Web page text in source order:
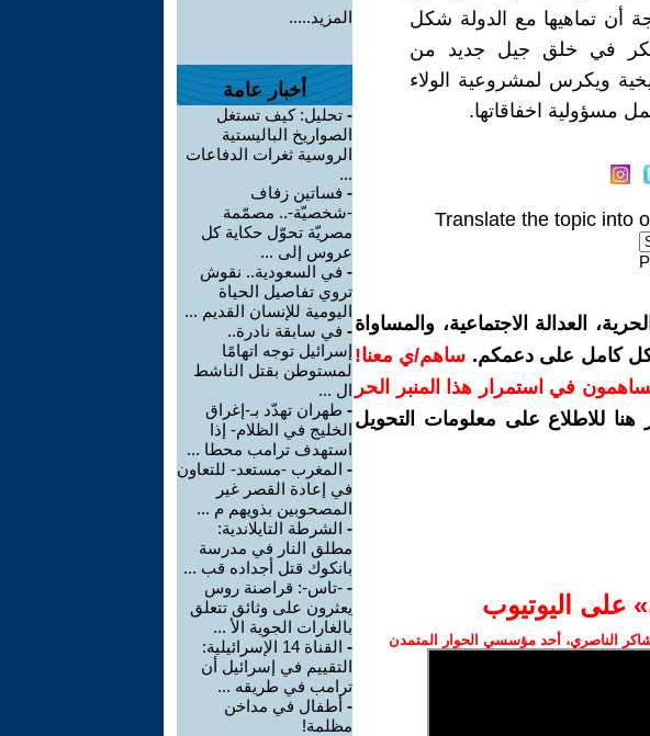
أن تماهيها مع الدولة شكل
تفكر في خلق جيل جديد من
ويكرس لمشروعية الولاء
مسؤولية اخفاقاتها.
Translate the topic into
العدالة الاجتماعية، والمساواة
كامل على دعمكم. ساهم/ي معنا!
تساهمون في استمرار هذا المنبر الحر
هنا للاطلاع على معلومات التحويل
على اليوتيوب
الناصري، أحد مؤسسي الحوار المتمدن
المزيد.....
أخبار عامة
- تحليل: كيف تستغل
الصواريخ الباليستية
الروسية ثغرات الدفاعات
...
- فساتين زفاف
-شخصيّة-.. مصمّمة
مصريّة تحوّل حكاية كل
عروس إلى ...
- في السعودية.. نقوش
تروي تفاصيل الحياة
اليومية للإنسان القديم ...
- في سابقة نادرة..
إسرائيل توجه اتهامًا
لمستوطن بقتل الناشط
ال ...
- طهران تهدّد بـ-إغراق
الخليج في الظلام- إذا
استهدف ترامب محطا ...
- المغرب -مستعد- للتعاون
في إعادة القصر غير
المصحوبين بذويهم م ...
- الشرطة التايلاندية:
مطلق النار في مدرسة
بانكوك قتل أجداده قب ...
- -تاس-: قراصنة روس
يعثرون على وثائق تتعلق
بالغارات الجوية الأ ...
-
القناة 14 الإسرائيلية:
التقييم في إسرائيل أن
ترامب في طريقه ...
- أطفال في مداخن
مظلمة!